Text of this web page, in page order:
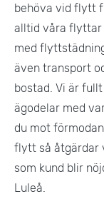
behöva vid flytt
alltid våra flyttar
med
även transport
bostad. Vi är
ägodelar med
du mot
flytt så åtgärdar
som kund blir
Luleå.